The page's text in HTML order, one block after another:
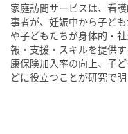
家庭訪問サービスは、看
事者が、妊娠中から子ど
や子どもたちが身体的・
報・支援・スキルを提供
康保険加入率の向上、子
どに役立つことが研究で